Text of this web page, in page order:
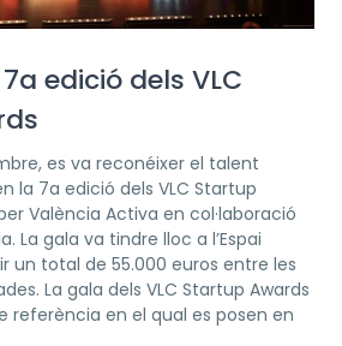
edició dels VLC
es va reconéixer el talent
la 7a edició dels VLC Startup
València Activa en col·laboració
La gala va tindre lloc a l’Espai
un total de 55.000 euros entre les
La gala dels VLC Startup Awards
referència en el qual es posen en